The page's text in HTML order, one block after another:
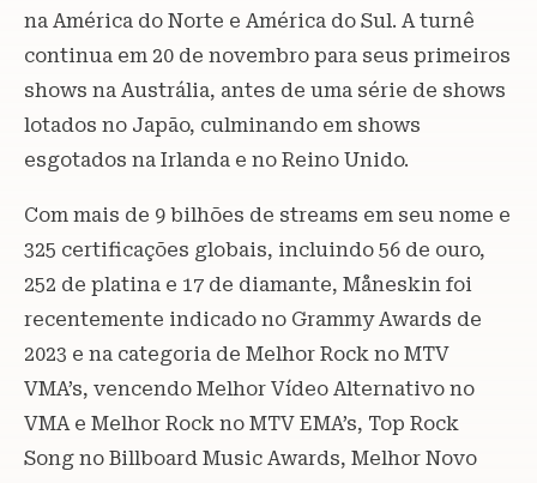
na América do Norte e América do Sul. A turnê
continua em 20 de novembro para seus primeiros
shows na Austrália, antes de uma série de shows
lotados no Japão, culminando em shows
esgotados na Irlanda e no Reino Unido.
Com mais de 9 bilhões de streams em seu nome e
325 certificações globais, incluindo 56 de ouro,
252 de platina e 17 de diamante, Måneskin foi
recentemente indicado no Grammy Awards de
2023 e na categoria de Melhor Rock no MTV
VMA’s, vencendo Melhor Vídeo Alternativo no
VMA e Melhor Rock no MTV EMA’s, Top Rock
Song no Billboard Music Awards, Melhor Novo